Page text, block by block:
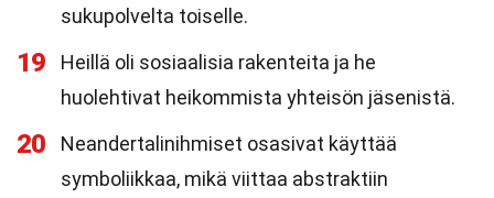
sukupolvelta toiselle.
19
Heillä oli sosiaalisia rakenteita ja he
huolehtivat heikommista yhteisön jäsenistä.
20
Neandertalinihmiset osasivat käyttää
symboliikkaa, mikä viittaa abstraktiin